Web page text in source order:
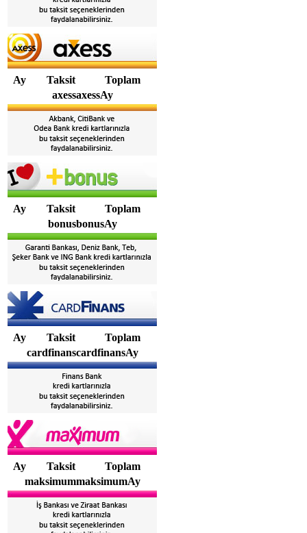
Ay Taksit
Toplam
axessaxessAy
Ay Taksit
Toplam
bonusbonusAy
Ay Taksit
Toplam
cardfinanscardfinansAy
Ay Taksit
Toplam
maksimummaksimumAy